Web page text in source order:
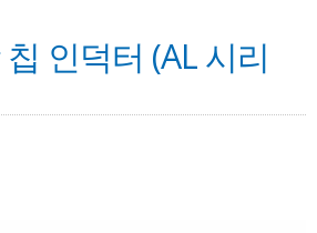
인덕터 (AL 시리